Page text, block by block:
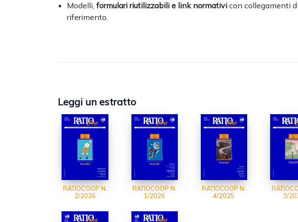
Modelli, formulari riutilizzabili e link normativi con collegamenti
riferimento.
Leggi un estratto
RATIOCOOP N.
2/2026
RATIOCOOP N.
1/2026
RATIOCOOP N.
4/2025
3/